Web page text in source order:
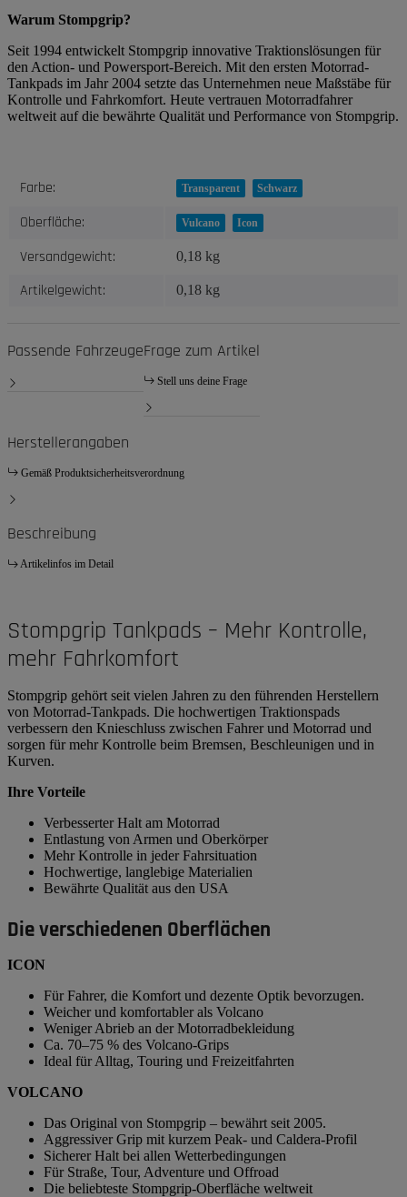
Warum Stompgrip?
Seit 1994 entwickelt Stompgrip innovative Traktionslösungen für
den Action- und Powersport-Bereich. Mit den ersten Motorrad-
Tankpads im Jahr 2004 setzte das Unternehmen neue Maßstäbe für
Kontrolle und Fahrkomfort. Heute vertrauen Motorradfahrer
weltweit auf die bewährte Qualität und Performance von Stompgrip.
Produkteigenschaft
Wert
Farbe: Transparent Schwarz
Oberfläche: Vulcano Icon
Versandgewicht: 0,18 kg
Artikelgewicht: 0,18 kg
Passende FahrzeugeFrage zum Artikel
Stell uns deine Frage
Herstellerangaben
Gemäß Produktsicherheitsverordnung
Beschreibung
Artikelinfos im Detail
Stompgrip Tankpads – Mehr Kontrolle,
mehr Fahrkomfort
Stompgrip gehört seit vielen Jahren zu den führenden Herstellern
von Motorrad-Tankpads. Die hochwertigen Traktionspads
verbessern den Knieschluss zwischen Fahrer und Motorrad und
sorgen für mehr Kontrolle beim Bremsen, Beschleunigen und in
Kurven.
Ihre Vorteile
Verbesserter Halt am Motorrad
Entlastung von Armen und Oberkörper
Mehr Kontrolle in jeder Fahrsituation
Hochwertige, langlebige Materialien
Bewährte Qualität aus den USA
Die verschiedenen Oberflächen
ICON
Für Fahrer, die Komfort und dezente Optik bevorzugen.
Weicher und komfortabler als Volcano
Weniger Abrieb an der Motorradbekleidung
Ca. 70–75 % des Volcano-Grips
Ideal für Alltag, Touring und Freizeitfahrten
VOLCANO
Das Original von Stompgrip – bewährt seit 2005.
Aggressiver Grip mit kurzem Peak- und Caldera-Profil
Sicherer Halt bei allen Wetterbedingungen
Für Straße, Tour, Adventure und Offroad
Die beliebteste Stompgrip-Oberfläche weltweit